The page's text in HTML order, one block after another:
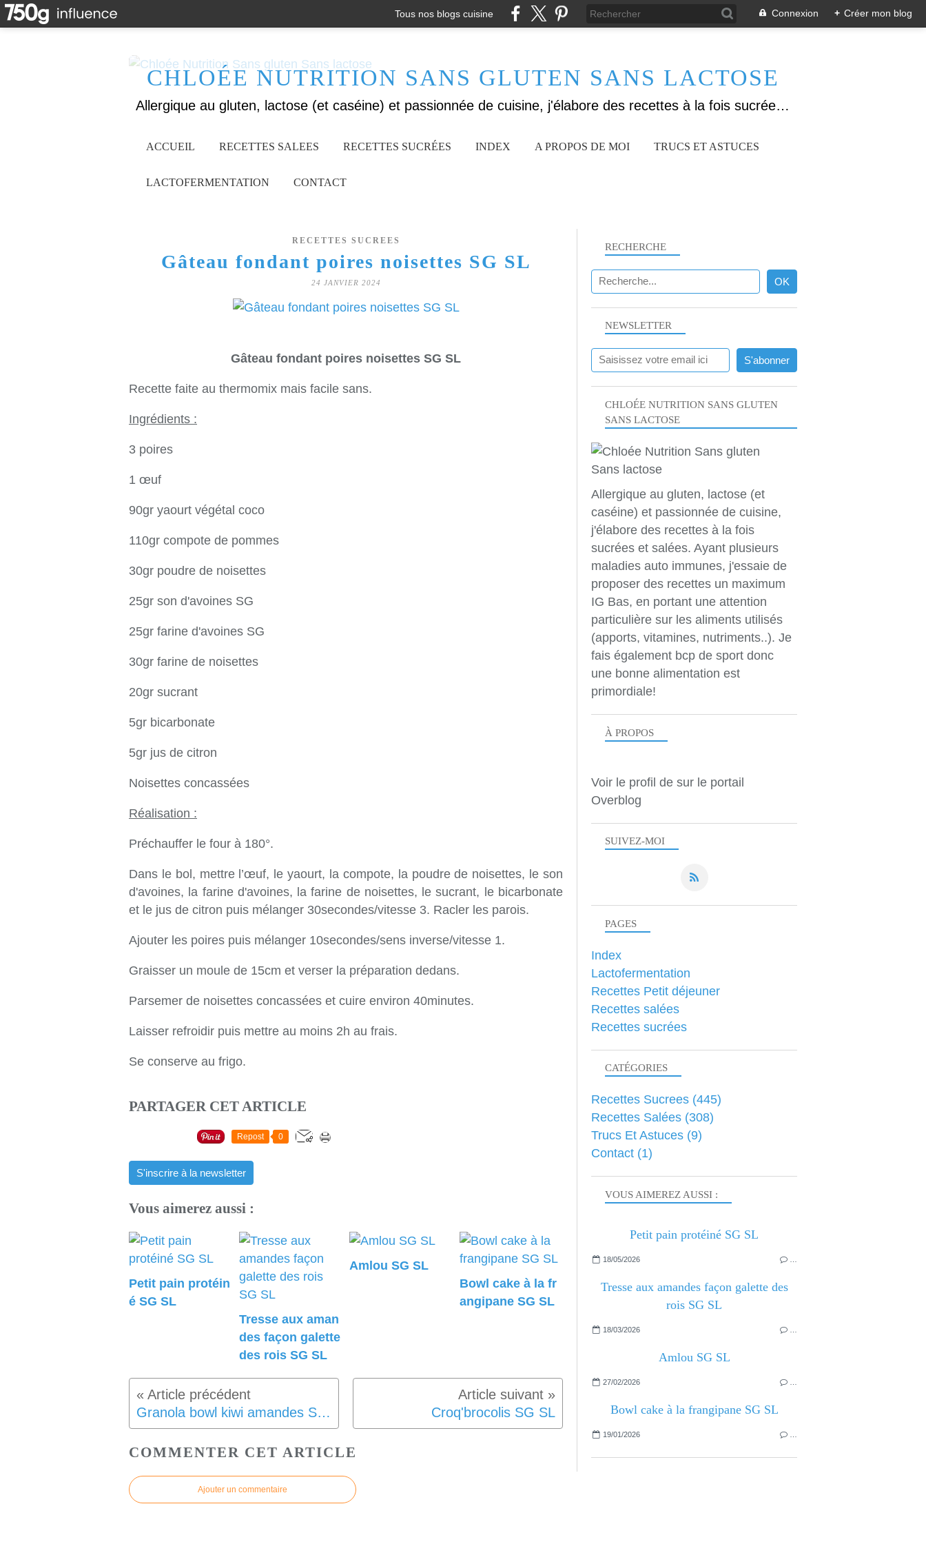
Tous nos blogs cuisine Connexion + Créer mon blog
CHLOÉE NUTRITION SANS GLUTEN SANS LACTOSE
Allergique au gluten, lactose (et caséine) et passionnée de cuisine, j'élabore des recettes à la fois sucrées et salées. Ayant plusieurs maladies auto immunes, j'essaie de proposer des recettes un maximum IG Bas, en portant une attention particulière sur les aliments utilisés (apports, vitamines, nutriments..). Je fais également bcp de sport donc une bonne alimentation est primordiale!
ACCUEIL RECETTES SALEES RECETTES SUCRÉES INDEX A PROPOS DE MOI TRUCS ET ASTUCES
LACTOFERMENTATION CONTACT
RECETTES SUCREES
Gâteau fondant poires noisettes SG SL
24 JANVIER 2024
Gâteau fondant poires noisettes SG SL
Recette faite au thermomix mais facile sans.
Ingrédients :
3 poires
1 œuf
90gr yaourt végétal coco
110gr compote de pommes
30gr poudre de noisettes
25gr son d'avoines SG
25gr farine d'avoines SG
30gr farine de noisettes
20gr sucrant
5gr bicarbonate
5gr jus de citron
Noisettes concassées
Réalisation :
Préchauffer le four à 180°.
Dans le bol, mettre l’œuf, le yaourt, la compote, la poudre de noisettes, le son
d'avoines, la farine d'avoines, la farine de noisettes, le sucrant, le bicarbonate
et le jus de citron puis mélanger 30secondes/vitesse 3. Racler les parois.
Ajouter les poires puis mélanger 10secondes/sens inverse/vitesse 1.
Graisser un moule de 15cm et verser la préparation dedans.
Parsemer de noisettes concassées et cuire environ 40minutes.
Laisser refroidir puis mettre au moins 2h au frais.
Se conserve au frigo.
PARTAGER CET ARTICLE
Repost 0
S'inscrire à la newsletter
Vous aimerez aussi :
Petit pain protéin
é SG SL
Tresse aux aman
des façon galette
des rois SG SL
Amlou SG SL
Bowl cake à la fr
angipane SG SL
Granola bowl kiwi amandes SG SL Croq'brocolis SG SL
COMMENTER CET ARTICLE
Ajouter un commentaire
NEWSLETTER
SUIVEZ-MOI
RECHERCHE
CHLOÉE NUTRITION SANS GLUTEN
SANS LACTOSE
Allergique au gluten, lactose (et
caséine) et passionnée de cuisine,
j'élabore des recettes à la fois
sucrées et salées. Ayant plusieurs
maladies auto immunes, j'essaie de
proposer des recettes un maximum
IG Bas, en portant une attention
particulière sur les aliments utilisés
(apports, vitamines, nutriments..). Je
fais également bcp de sport donc
une bonne alimentation est
primordiale!
À PROPOS
Voir le profil de sur le portail
Overblog
VOUS AIMEREZ AUSSI :
Petit pain protéiné SG SL
18/05/2026
Tresse aux amandes façon galette des
rois SG SL
18/03/2026
Amlou SG SL
27/02/2026
Bowl cake à la frangipane SG SL
19/01/2026
PAGES
Index
Lactofermentation
Recettes Petit déjeuner
Recettes salées
Recettes sucrées
CATÉGORIES
Recettes Sucrees (445)
Recettes Salées (308)
Trucs Et Astuces (9)
Contact (1)